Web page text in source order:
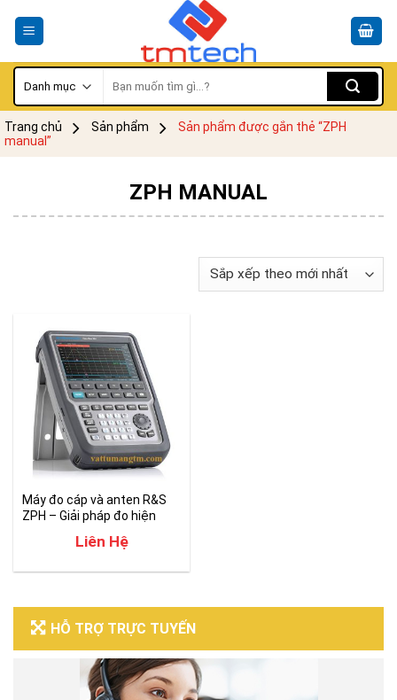
kiếm:
Trang chủ Sản phẩm
Sản phẩm được gắn thẻ “ZPH
manual”
HỖ TRỢ TRỰC TUYẾN
ZPH MANUAL
Máy đo cáp và anten R&S
ZPH – Giải pháp đo hiện
Liên Hệ